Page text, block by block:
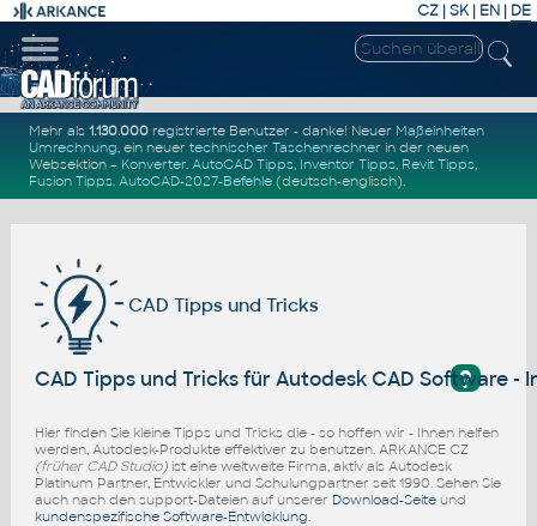
CZ | SK| EN | DE
Mehr als1.130.000 registrierte Benutzer - danke! Neuer Maßeinheiten
Umrechnung, ein neuertechnischer Taschenrechner in der neuen
Websektion – Konverter.AutoCAD Tipps, Inventor Tipps, Revit Tipps,
Fusion Tipps.AutoCAD-2027-Befehle (deutsch-englisch).
CAD Tipps und Tricks
?
CAD Tipps und Tricks für Autodesk CAD Software -
Hier finden Sie kleine Tipps und Tricks die - so hoffen wir - Ihnen helfen
werden, Autodesk-Produkte effektiver zu benutzen. ARKANCE CZ
(früher CAD Studio)ist eine weltweite Firma, aktiv als Autodesk
Platinum Partner, Entwickler und Schulungpartner seit 1990. Sehen Sie
auch nach den support-Dateien auf unserer Download-Seiteund
kundenspezifische Software-Entwicklung